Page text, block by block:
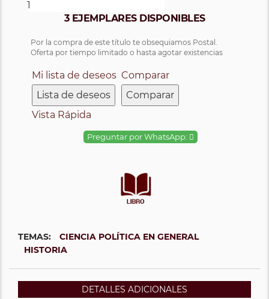
3 EJEMPLARES DISPONIBLES
Por la compra de este título te obsequiamos Postal.
Oferta por tiempo limitado o hasta agotar existencias
Mi lista de deseos
Lista de deseos
Comparar
Comparar
Vista Rápida
Preguntar por WhatsApp:
TEMAS:
CIENCIA POLÍTICA EN GENERAL
HISTORIA
DETALLES ADICIONALES